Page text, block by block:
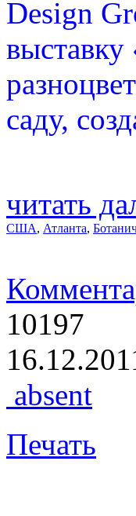
Design
саду,
читать
США, Атланта,
10197
absent
Печать